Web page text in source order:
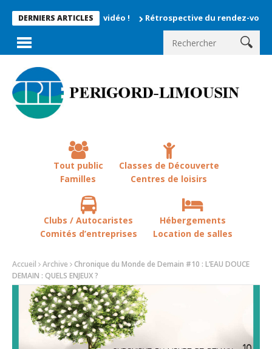
DERNIERS ARTICLES
enregistrés en vidéo ! Rétrospective du rendez-vous la
Tout public
Familles
Classes de Découverte
Centres de loisirs
Clubs / Autocaristes
Comités d’entreprises
Hébergements
Location de salles
Accueil Archive
Chronique du Monde de Demain #10 : L’EAU DOUCE
DEMAIN : QUELS ENJEUX ?